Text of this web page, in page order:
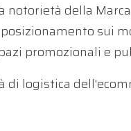
notorietà della
sui
promozionali e
di logistica